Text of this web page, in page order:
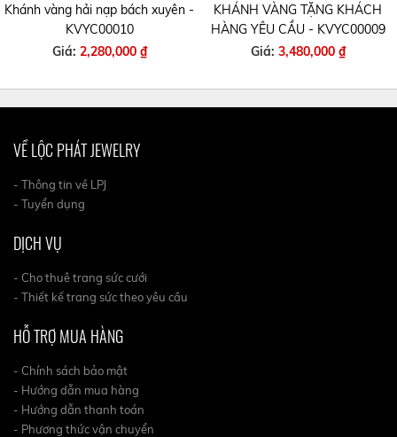
Khánh vàng hải nạp bách xuyên -
KVYC00010
Giá: 2,280,000 ₫
KHÁNH VÀNG TẶNG KHÁCH
HÀNG YÊU CẦU - KVYC00009
Giá: 3,480,000 ₫
VỀ LỘC PHÁT JEWELRY
- Thông tin về LPJ
- Tuyển dụng
DỊCH VỤ
- Cho thuê trang sức cưới
- Thiết kế trang sức theo yêu cầu
HỖ TRỢ MUA HÀNG
- Chính sách bảo mật
- Hướng dẫn mua hàng
- Hướng dẫn thanh toán
- Phương thức vận chuyển